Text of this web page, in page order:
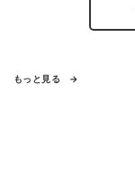
もっと見る